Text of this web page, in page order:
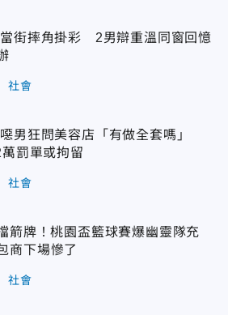
街摔角掛彩 2男辯重溫同窗回憶
社會
男狂問美容店「有做全套嗎」
罰單或拘留
社會
箭牌！桃園盃籃球賽爆幽靈隊充
下場慘了
社會